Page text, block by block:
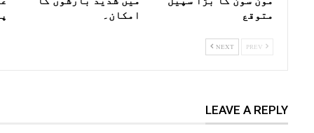
متوقع
امکان۔
NEXT
LEAVE A REPLY